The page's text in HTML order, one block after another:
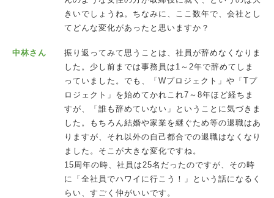
きいでしょうね。ちなみに、ここ数年で、会社とし
てどんな変化があったと思いますか？
中林さん
振り返ってみて思うことは、社員が辞めなくなりま
した。少し前までは事務員は1～2年で辞めてしま
っていました。でも、「Wプロジェクト」や「Tプ
ロジェクト」を始めてかれこれ7～8年ほど経ちま
すが、「誰も辞めていない」ということに気づきま
した。もちろん結婚や家業を継ぐため等の退職はあ
りますが、それ以外の自己都合での退職はなくなり
ました。そこが大きな変化ですね。
15周年の時、社員は25名だったのですが、その時
に「全社員でハワイに行こう！」という話になるく
らい、すごく仲がいいです。